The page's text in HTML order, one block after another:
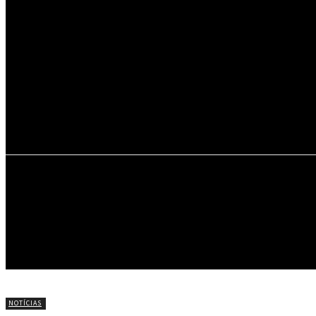
NOTÍCIAS